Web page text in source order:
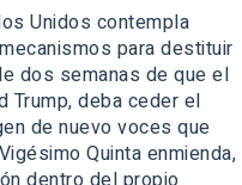
Unidos contempla
para destituir
dos semanas de que el
Trump, deba ceder el
de nuevo voces que
Quinta enmienda,